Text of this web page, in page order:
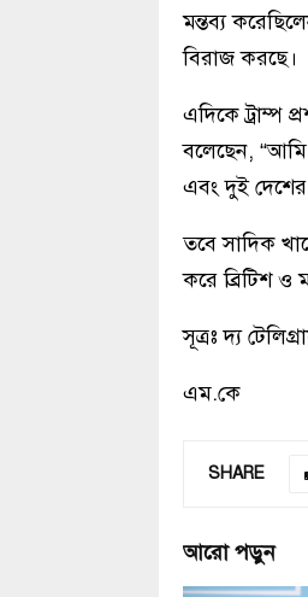
মন্তব্য
বিরাজ করছে।
এদিকে ট্রাম্প
বলেছেন, “আমি
এবং দুই
তবে সাদিক
করে ব্রিটিশ ও
সূত্রঃ দ্য
এম.কে
SHARE
আরো পড়ুন